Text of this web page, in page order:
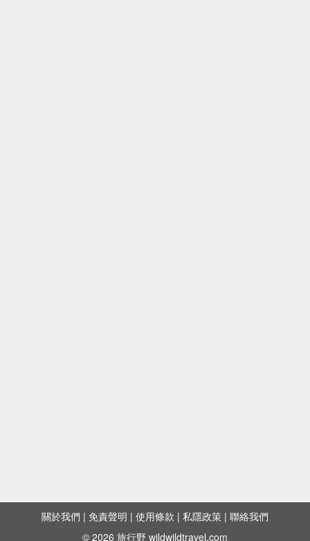
關於我們 | 免責聲明 | 使用條款 | 私隱政策 | 聯絡我們
© 2026 旅行野 wildwildtravel.com